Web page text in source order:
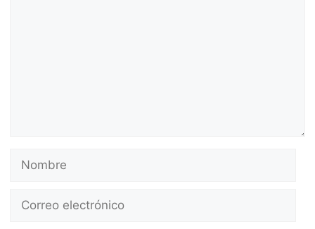
electrónico